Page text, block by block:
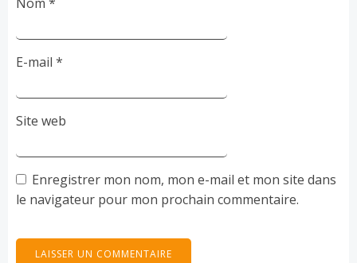
E-mail *
Site web
Enregistrer mon nom, mon e-mail et mon site dans
le navigateur pour mon prochain commentaire.